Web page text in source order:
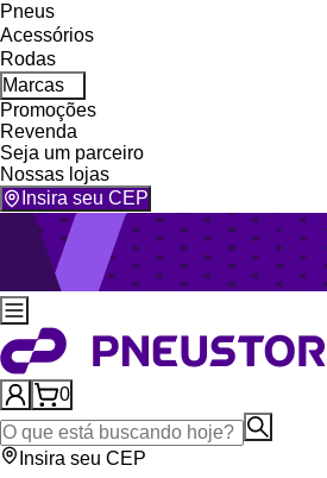
Pneus
Acessórios
Rodas
Marcas
Promoções
Revenda
Seja um parceiro
Nossas lojas
Insira seu CEP
0
Insira seu CEP